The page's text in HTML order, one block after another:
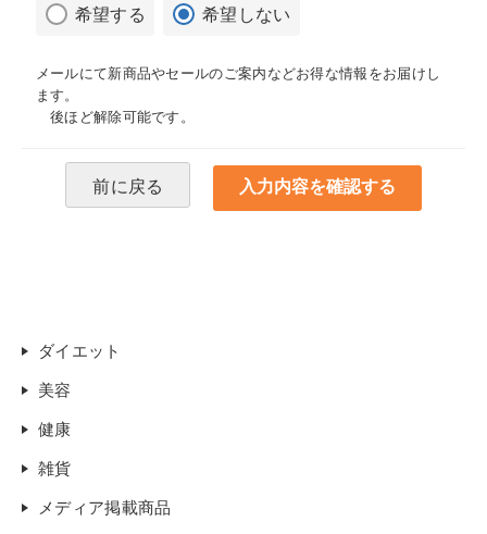
希望する 希望しない
メールにて新商品やセールのご案内などお得な情報をお届けし
ます。
後ほど解除可能です。
前に戻る
ダイエット
美容
健康
雑貨
メディア掲載商品